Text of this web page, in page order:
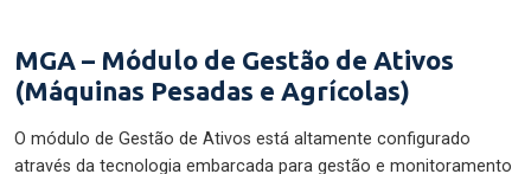
MGA – Módulo de Gestão de Ativos
(Máquinas Pesadas e Agrícolas)
O módulo de Gestão de Ativos está altamente configurado
através da tecnologia embarcada para gestão e monitoramento